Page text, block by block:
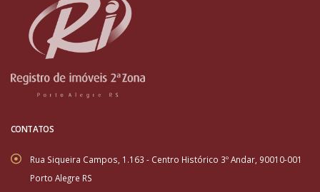
CONTATOS
Rua Siqueira Campos, 1.163 - Centro Histórico 3º Andar, 90010-001
Porto Alegre RS